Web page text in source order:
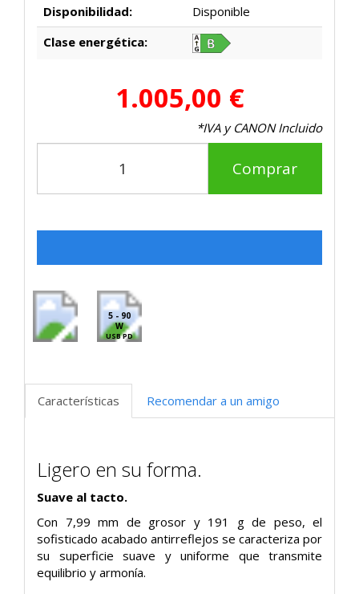
Disponibilidad:
Disponible
Clase energética:
1.005,00 €
*IVA y CANON Incluido
Comprar
5 - 90
W
USB PD
Características Recomendar a un amigo
Ligero en su forma.
Suave al tacto.
Con 7,99 mm de grosor y 191 g de peso, el
sofisticado acabado antirreflejos se caracteriza por
su superficie suave y uniforme que transmite
equilibrio y armonía.